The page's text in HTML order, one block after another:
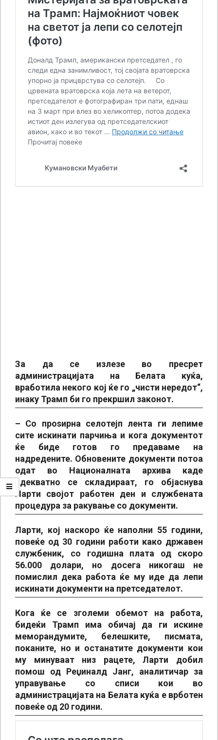
За да се излезе во пресрет
администрацијата на Белата куќа,
вработила некого кој ќе го „чисти нередот“,
инаку Трамп би го прекршил законот.
– Со проѕирна селотејп лента ги лепиме
сите искинати парчиња и кога документот
ќе биде готов го предаваме на
надредените. Обновените документи потоа
одат во Националната архива каде
адекватно се складираат, го објаснува
Ларти својот работен ден и службената
процедура за ракување со документи.
Ларти, кој наскоро ќе наполни 55 години,
повеќе од 30 години работи како државен
службеник, со годишна плата од скоро
56.000 долари, но досега никогаш не
помислил дека работа ќе му иде да лепи
искинати документи на претседателот.
Кога ќе се зголеми обемот на работа,
бидеќи Трамп има обичај да ги искине
меморандумите, белешките, писмата,
поканите, но и останатите документи кои
му минуваат низ рацете, Ларти добил
помош од Реџиналд Јанг, аналитичар за
управување со списи кои во
администрацијата на Белата куќа е врботен
повеќе од 20 години.